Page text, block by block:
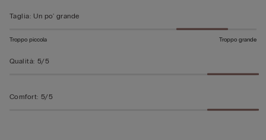
Taglia: Un po' grande
Troppo piccola Troppo grande
Qualità: 5/5
Comfort: 5/5